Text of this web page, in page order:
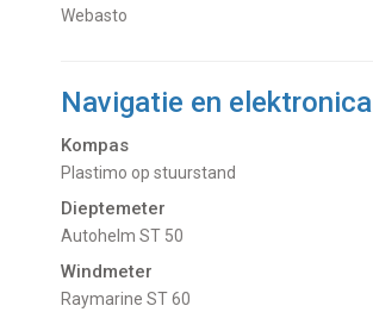
Webasto
Navigatie en elektronica
Kompas
Plastimo op stuurstand
Dieptemeter
Autohelm ST 50
Windmeter
Raymarine ST 60